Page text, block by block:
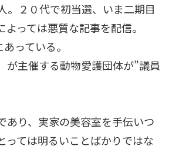
。２０代で初当選、いま二期目
っては悪質な記事を配信。
っている。
主催する動物愛護団体が”議員
あり、実家の美容室を手伝いつ
っては明るいことばかりではな